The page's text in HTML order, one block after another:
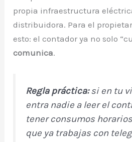
propia infraestructura
distribuidora. Para el
esto: el contador ya no solo
comunica.
Regla práctica:si en tu
entra nadie a leer el
tener consumos
que ya trabajas con